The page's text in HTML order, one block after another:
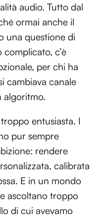
audio. Tutto dal
ormai anche il
una questione di
c’è
per chi ha
cambiava canale
algoritmo.
entusiasta. I
pur sempre
rendere
calibrata
E in un mondo
ascoltano troppo
di cui avevamo